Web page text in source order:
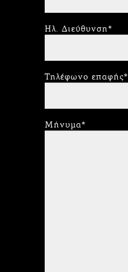
Ηλ. Διεύθυνση*
Τηλέφωνο επαφής*
Μήνυμα*